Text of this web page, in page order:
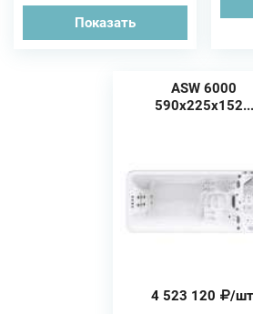
Показать
ASW 6000
590x225x152...
4 523 120 /